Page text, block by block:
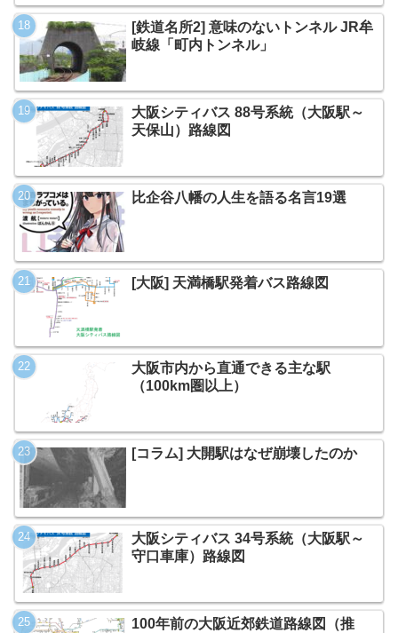
[鉄道名所2] 意味のないトンネル JR牟
岐線「町内トンネル」
大阪シティバス 88号系統（大阪駅～
天保山）路線図
比企谷八幡の人生を語る名言19選
[大阪] 天満橋駅発着バス路線図
大阪市内から直通できる主な駅
（100km圏以上）
[コラム] 大開駅はなぜ崩壊したのか
大阪シティバス 34号系統（大阪駅～
守口車庫）路線図
100年前の大阪近郊鉄道路線図（推